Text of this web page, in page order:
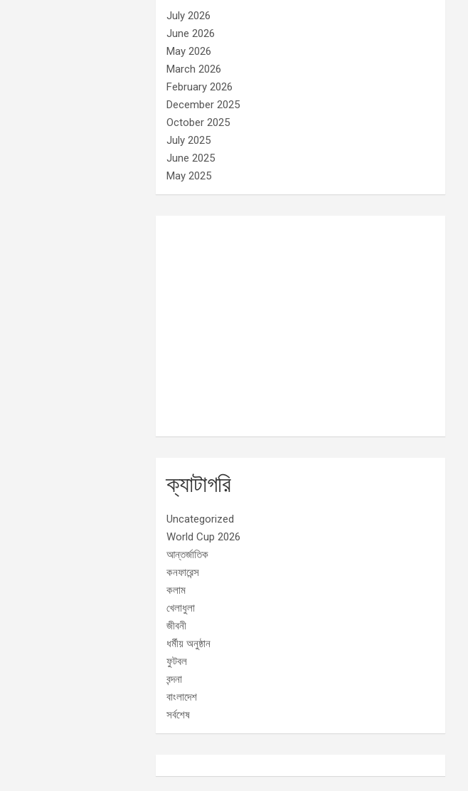
July 2026
June 2026
May 2026
March 2026
February 2026
December 2025
October 2025
July 2025
June 2025
May 2025
ক্যাটাগরি
Uncategorized
World Cup 2026
আন্তর্জাতিক
কনফারেন্স
কলাম
খেলাধুলা
জীবনী
ধর্মীয় অনুষ্ঠান
ফুটবল
বন্দনা
বাংলাদেশ
সর্বশেষ